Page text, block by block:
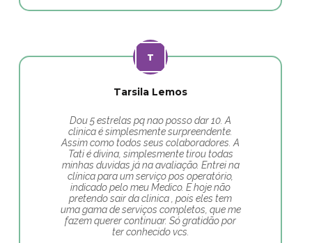
Tarsila Lemos
Dou 5 estrelas pq nao posso dar 10. A
clinica é simplesmente surpreendente.
Assim como todos seus colaboradores. A
Tati é divina, simplesmente tirou todas
minhas duvidas já na avaliação. Entrei na
clínica para um serviço pos operatório,
indicado pelo meu Medico. E hoje não
pretendo sair da clinica , pois eles tem
uma gama de serviços completos, que me
fazem querer continuar. Só gratidão por
ter conhecido vcs.